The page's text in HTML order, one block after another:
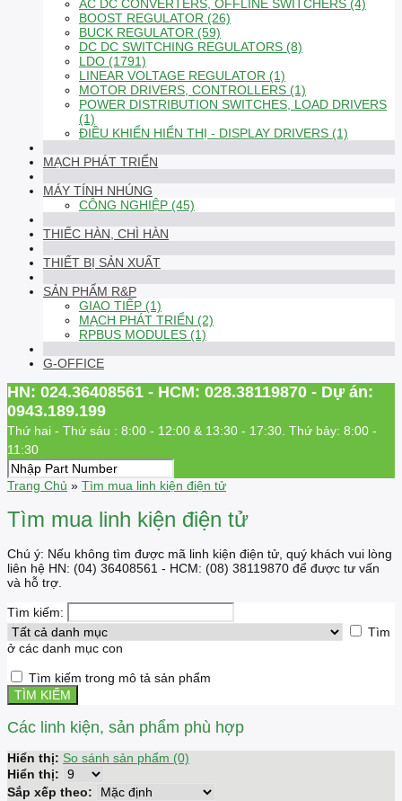
AC DC CONVERTERS, OFFLINE SWITCHERS (4)
BOOST REGULATOR (26)
BUCK REGULATOR (59)
DC DC SWITCHING REGULATORS (8)
LDO (1791)
LINEAR VOLTAGE REGULATOR (1)
MOTOR DRIVERS, CONTROLLERS (1)
POWER DISTRIBUTION SWITCHES, LOAD DRIVERS
(1)
ĐIỀU KHIỂN HIỂN THỊ - DISPLAY DRIVERS (1)
MẠCH PHÁT TRIỂN
MÁY TÍNH NHÚNG
CÔNG NGHIỆP (45)
THIẾC HÀN, CHÌ HÀN
THIẾT BỊ SẢN XUẤT
SẢN PHẨM R&P
GIAO TIẾP (1)
MẠCH PHÁT TRIỂN (2)
RPBUS MODULES (1)
G-OFFICE
HN: 024.36408561 - HCM: 028.38119870 - Dự án:
0943.189.199
Thứ hai - Thứ sáu : 8:00 - 12:00 & 13:30 - 17:30. Thứ bảy: 8:00 -
11:30
Trang Chủ » Tìm mua linh kiện điện tử
Tìm mua linh kiện điện tử
Chú ý: Nếu không tìm được mã linh kiện điện tử, quý khách vui lòng
liên hệ HN: (04) 36408561 - HCM: (08) 38119870 để được tư vấn
và hỗ trợ.
Tìm kiếm:
Tìm
ở các danh mục con
Tìm kiếm trong mô tả sản phẩm
Các linh kiện, sản phẩm phù hợp
Hiển thị: So sánh sản phẩm (0)
Hiển thị:
Sắp xếp theo: